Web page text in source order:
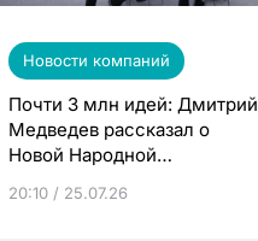
Новости компаний
Почти 3 млн идей: Дмитрий
Медведев рассказал о
Новой Народной
20:10 / 25.07.26